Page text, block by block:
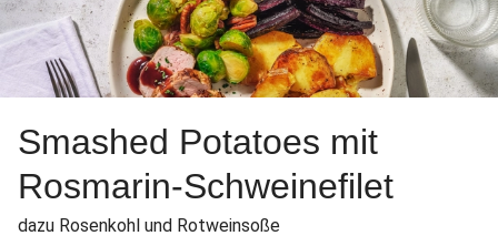
Smashed Potatoes mit
Rosmarin-Schweinefilet
dazu Rosenkohl und Rotweinsoße